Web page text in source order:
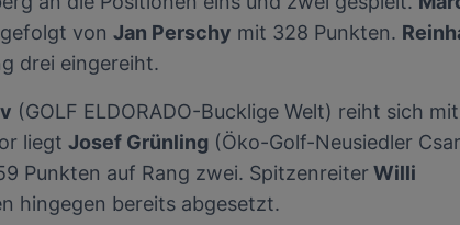
von Jan Perschy mit 328 Punkten.
drei eingereiht.
(GOLF ELDORADO-Bucklige Welt) reiht sich
liegt Josef Grünling (Öko-Golf-Neusiedler
Punkten auf Rang zwei. SpitzenreiterWilli
hingegen bereits abgesetzt.